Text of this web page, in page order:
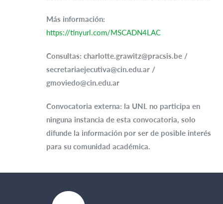
Más información:
https://tinyurl.com/MSCADN4LAC
Consultas: charlotte.grawitz@pracsis.be /
secretariaejecutiva@cin.edu.ar /
gmoviedo@cin.edu.ar
Convocatoria externa: la UNL no participa en
ninguna instancia de esta convocatoria, solo
difunde la información por ser de posible interés
para su comunidad académica.